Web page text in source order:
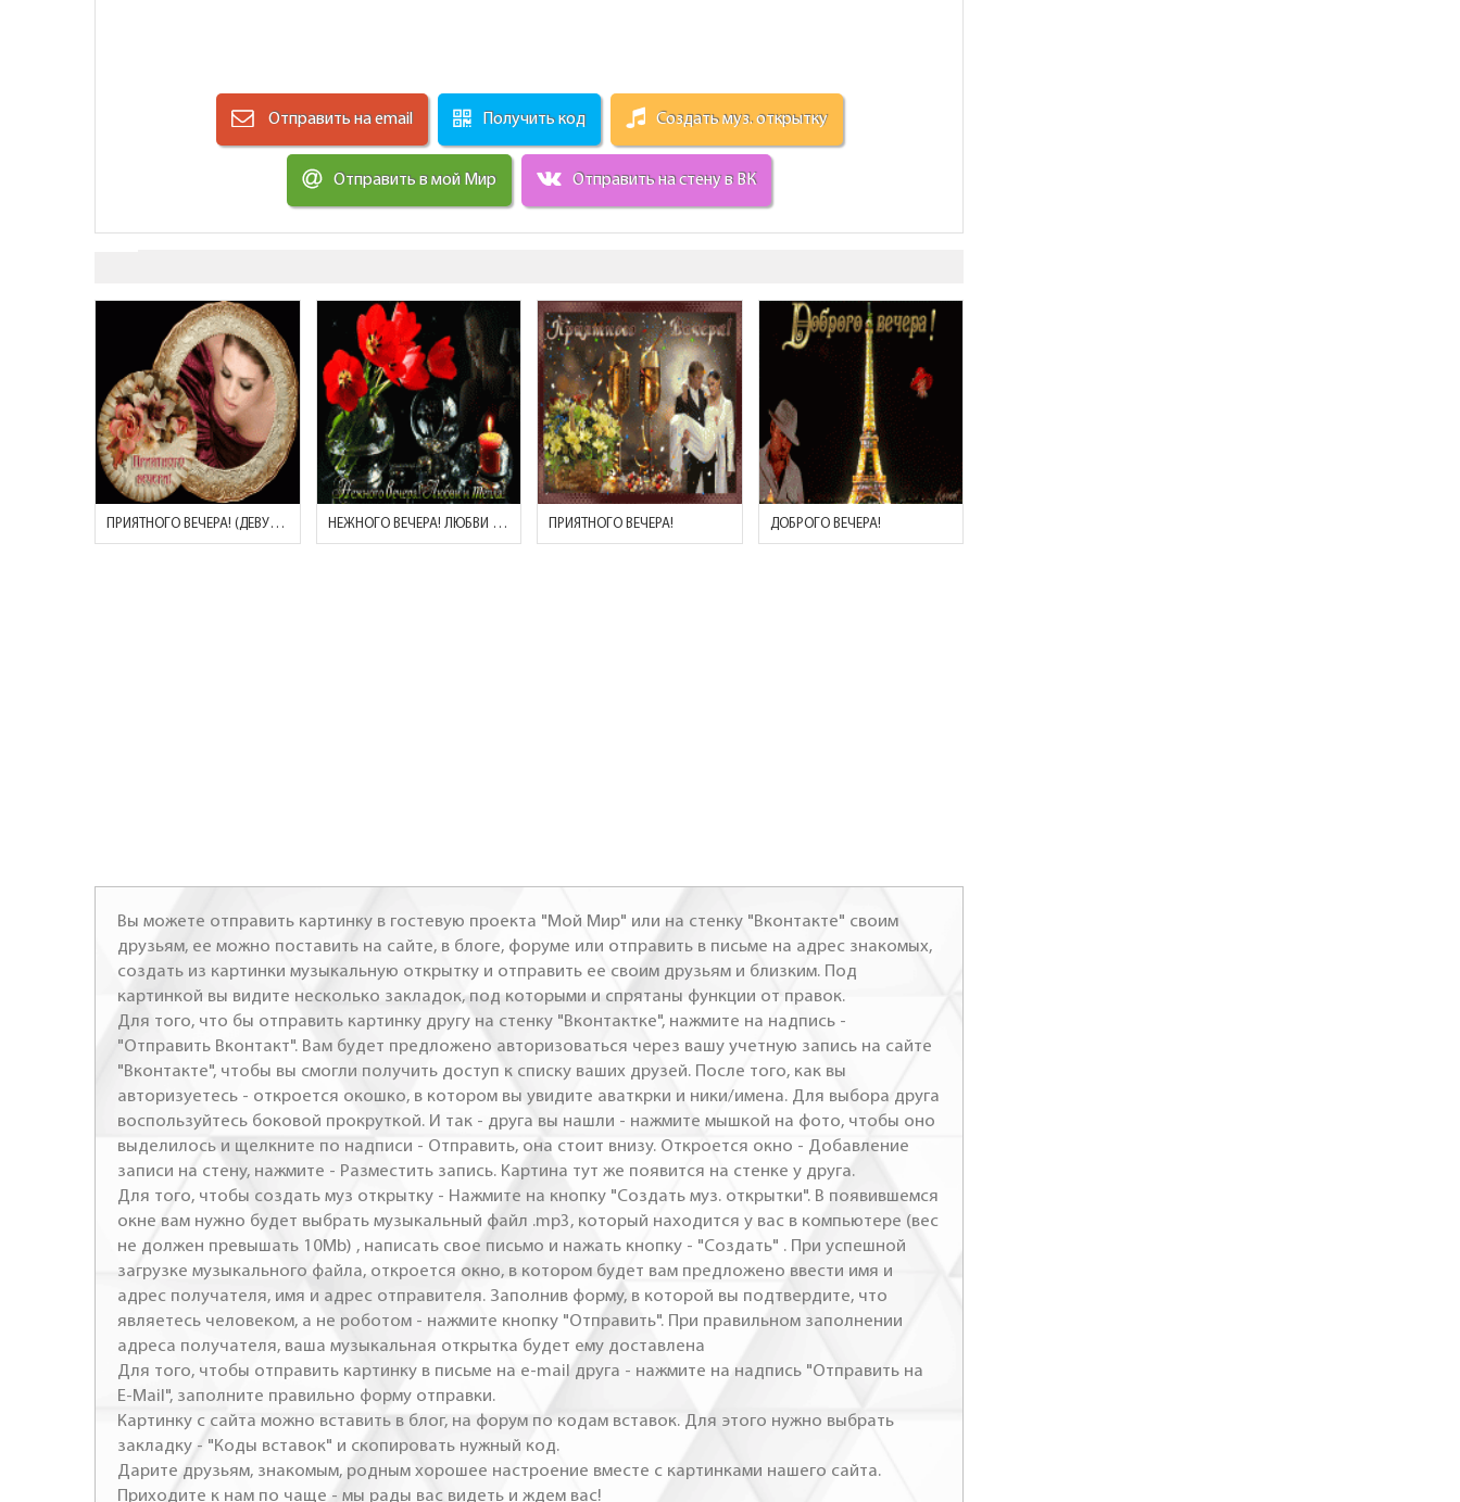
Отправить на email Получить код Создать муз. открытку
Отправить в мой Мир Отправить на стену в ВК
ПРИЯТНОГО ВЕЧЕРА! (ДЕВУШКА И ЦВЕТЫ) НЕЖНОГО ВЕЧЕРА! ЛЮБВИ И ТЕПЛА! ПРИЯТНОГО ВЕЧЕРА! ДОБРОГО ВЕЧЕРА!
Вы можете отправить картинку в гостевую проекта "Мой Мир" или на стенку "Вконтакте" своим
друзьям, ее можно поставить на сайте, в блоге, форуме или отправить в письме на адрес знакомых,
создать из картинки музыкальную открытку и отправить ее своим друзьям и близким. Под
картинкой вы видите несколько закладок, под которыми и спрятаны функции от правок.
Для того, что бы отправить картинку другу на стенку "Вконтактке", нажмите на надпись -
"Отправить Вконтакт". Вам будет предложено авторизоваться через вашу учетную запись на сайте
"Вконтакте", чтобы вы смогли получить доступ к списку ваших друзей. После того, как вы
авторизуетесь - откроется окошко, в котором вы увидите аваткрки и ники/имена. Для выбора друга
воспользуйтесь боковой прокруткой. И так - друга вы нашли - нажмите мышкой на фото, чтобы оно
выделилось и щелкните по надписи - Отправить, она стоит внизу. Откроется окно - Добавление
записи на стену, нажмите - Разместить запись. Картина тут же появится на стенке у друга.
Для того, чтобы создать муз открытку - Нажмите на кнопку "Создать муз. открытки". В появившемся
окне вам нужно будет выбрать музыкальный файл .mp3, который находится у вас в компьютере (вес
не должен превышать 10Mb) , написать свое письмо и нажать кнопку - "Создать" . При успешной
загрузке музыкального файла, откроется окно, в котором будет вам предложено ввести имя и
адрес получателя, имя и адрес отправителя. Заполнив форму, в которой вы подтвердите, что
являетесь человеком, а не роботом - нажмите кнопку "Отправить". При правильном заполнении
адреса получателя, ваша музыкальная открытка будет ему доставлена
Для того, чтобы отправить картинку в письме на e-mail друга - нажмите на надпись "Отправить на
E-Mail", заполните правильно форму отправки.
Картинку с сайта можно вставить в блог, на форум по кодам вставок. Для этого нужно выбрать
закладку - "Коды вставок" и скопировать нужный код.
Дарите друзьям, знакомым, родным хорошее настроение вместе с картинками нашего сайта.
Приходите к нам по чаще - мы рады вас видеть и ждем вас!